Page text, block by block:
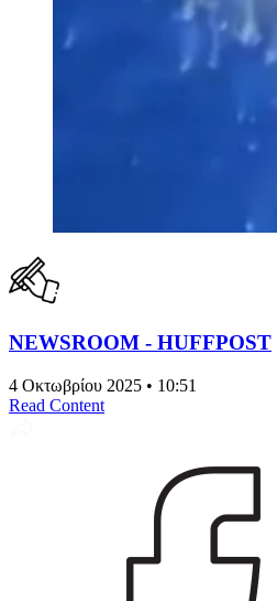
NEWSROOM - HUFFPOST
4 Οκτωβρίου 2025 • 10:51
Read Content